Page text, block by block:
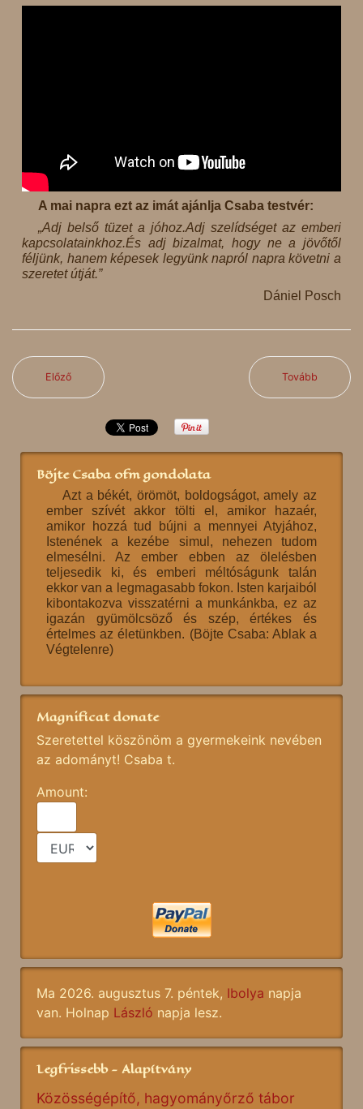
A mai napra ezt az imát ajánlja Csaba testvér:
„Adj belső tüzet a jóhoz.Adj szelídséget az emberi
kapcsolatainkhoz.És adj bizalmat, hogy ne a jövőtől
féljünk, hanem képesek legyünk napról napra követni a
szeretet útját.”
Dániel Posch
Előző Tovább
Böjte Csaba ofm gondolata
Azt a békét, örömöt, boldogságot, amely az
ember szívét akkor tölti el, amikor hazaér,
amikor hozzá tud bújni a mennyei Atyjához,
Istenének a kezébe simul, nehezen tudom
elmesélni. Az ember ebben az ölelésben
teljesedik ki, és emberi méltóságunk talán
ekkor van a legmagasabb fokon. Isten karjaiból
kibontakozva visszatérni a munkánkba, ez az
igazán gyümölcsöző és szép, értékes és
értelmes az életünkben. (Böjte Csaba: Ablak a
Végtelenre)
Magnificat donate
Szeretettel köszönöm a gyermekeink nevében
az adományt! Csaba t.
Amount:
Ma 2026. augusztus 7. péntek, Ibolya napja
van. Holnap László napja lesz.
Legfrissebb - Alapítvány
Közösségépítő, hagyományőrző tábor